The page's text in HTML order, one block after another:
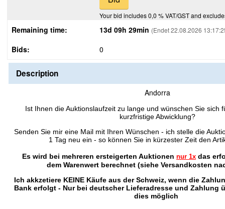
Your bid includes 0,0 % VAT/GST and
Remaining time: 13d 09h 29min (Endet 22.08.2026
Bids: 0
Description
Andorra
Ist Ihnen die Auktionslaufzeit zu lange und wünschen Sie sich
kurzfristige Abwicklung?
Senden Sie mir eine Mail mit Ihren Wünschen - ich stelle die
1 Tag neu ein - so können Sie in kürzester Zeit den
Es wird bei mehreren ersteigerten Auktionen nur 1x das
dem Warenwert berechnet (siehe Versandkosten
Ich akkzetiere KEINE Käufe aus der Schweiz, wenn die
Bank erfolgt - Nur bei deutscher Lieferadresse und Zahlung
dies möglich